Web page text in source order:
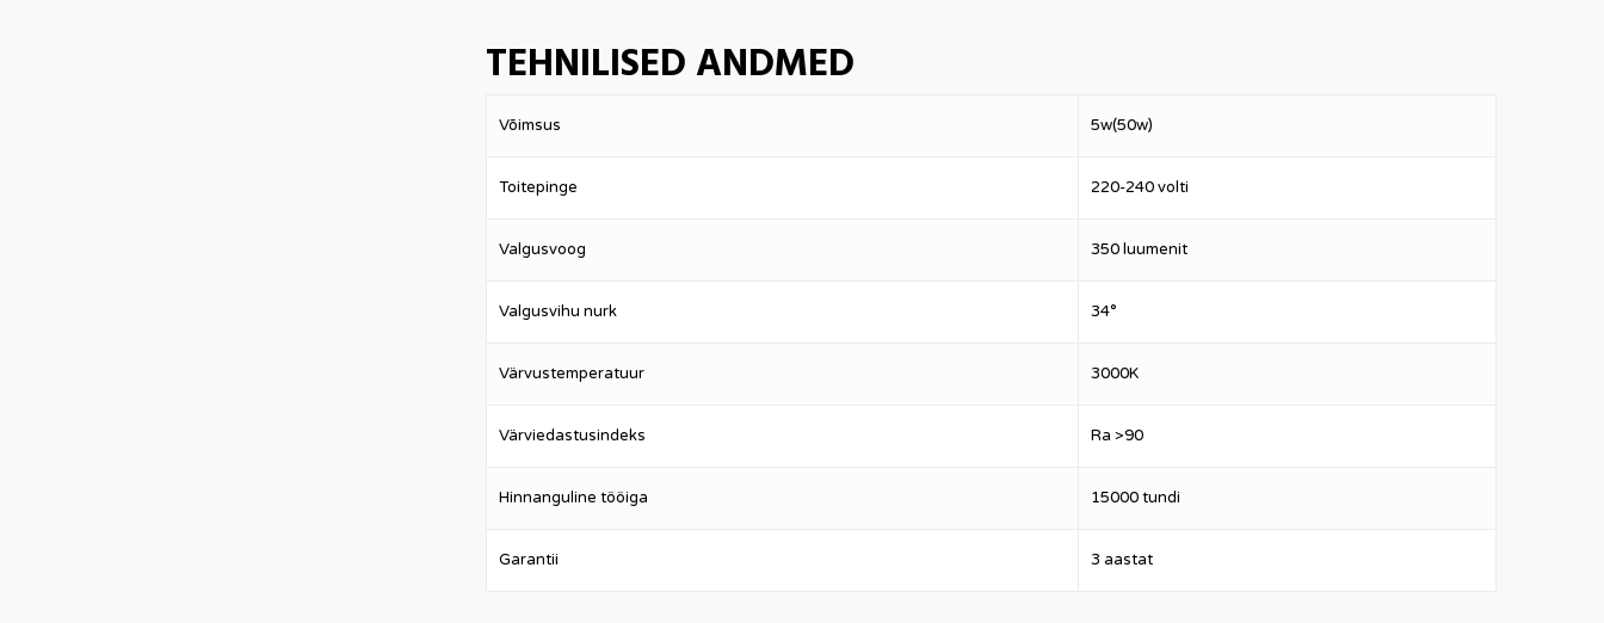
TEHNILISED ANDMED
Võimsus 5w(50w)
Toitepinge 220-240 volti
Valgusvoog 350 luumenit
Valgusvihu nurk 34°
Värvustemperatuur 3000K
Värviedastusindeks Ra >90
Hinnanguline tööiga 15000 tundi
Garantii 3 aastat